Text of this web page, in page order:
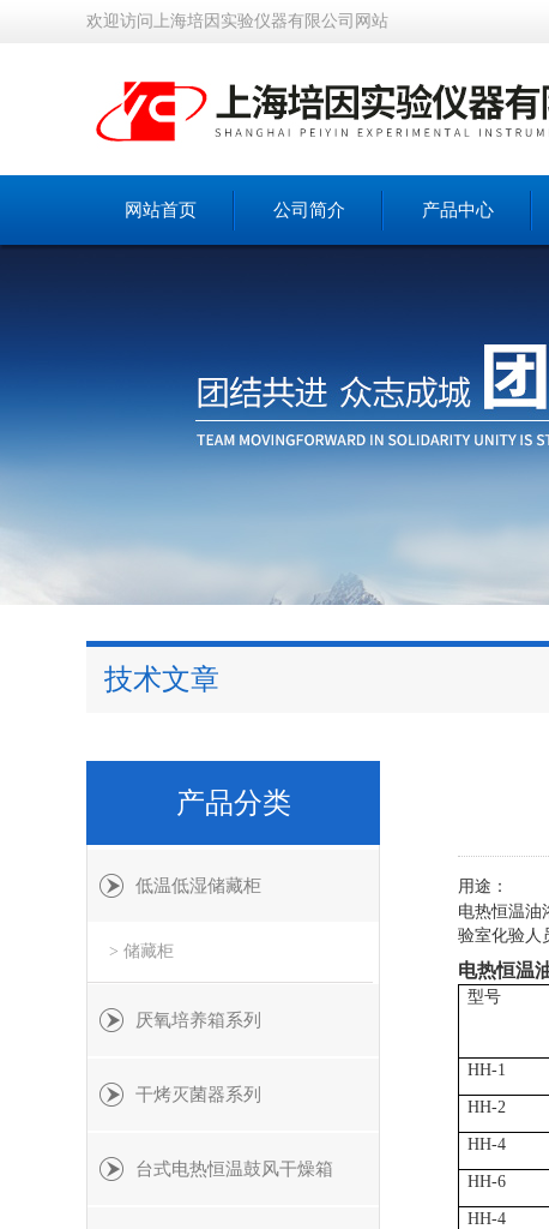
欢迎访问上海培因实验仪器有限公司网站
网站首页 公司简介 产品中心
技术文章
用途：
电热恒温油
验室化验人
电热恒温
型号
HH-1
HH-2
HH-4
HH-6
HH-4
产品分类
低温低湿储藏柜
> 储藏柜
厌氧培养箱系列
干烤灭菌器系列
台式电热恒温鼓风干燥箱